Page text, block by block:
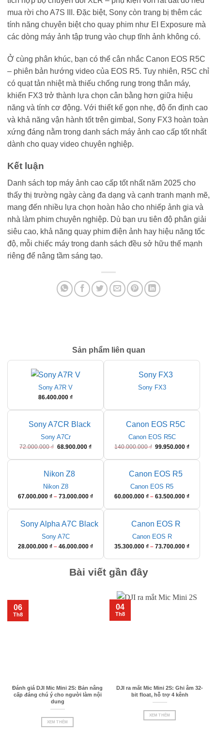
mua rời cho A7S III. Đặc biệt, Sony còn trang bị thêm các
tính năng chuyên biệt cho quay phim như EI Exposure mà
các dòng máy ảnh tập trung vào chụp tĩnh ảnh không có.
Ở cùng phân khúc, bạn có thể cân nhắc Canon EOS R5C
– phiên bản hướng video của EOS R5. Tuy nhiên, R5C chỉ
có quạt tản nhiệt mà thiếu chống rung trong thân máy,
khiến FX3 trở thành lựa chọn cân bằng hơn giữa hiệu
năng và tính cơ động. Với thiết kế gọn nhẹ, độ ổn định cao
và khả năng vận hành tốt trên gimbal, Sony FX3 hoàn toàn
xứng đáng nằm trong danh sách máy ảnh cao cấp tốt nhất
dành cho quay video chuyên nghiệp.
Kết luận
Danh sách top máy ảnh cao cấp tốt nhất năm 2025 cho
thấy thị trường ngày càng đa dạng và cạnh tranh mạnh mẽ,
mang đến nhiều lựa chọn hoàn hảo cho nhiếp ảnh gia và
nhà làm phim chuyên nghiệp. Dù bạn ưu tiên độ phân giải
siêu cao, khả năng quay phim điện ảnh hay hiệu năng tốc
độ, mỗi chiếc máy trong danh sách đều sở hữu thế mạnh
riêng để nâng tầm sáng tạo.
Sản phẩm liên quan
Sony A7R V
86.400.000 ₫
Sony FX3
Sony A7Cr
72.000.000₫ Giá
72.000.000 ₫.
68.900.000 ₫Giá
Canon EOS R5C
140.000.000₫ Giá
140.000.000 ₫.
99.950.000₫Giá
hiện
Nikon Z8
67.000.000 ₫ – 73.000.000 ₫Khoảng
67.000.000 ₫
Canon EOS R5
60.000.000 ₫ – 63.500.000 ₫Khoảng
Sony A7C
28.000.000 ₫ – 46.000.000 ₫Khoảng
28.000.000 ₫
46.000.000 ₫
Canon EOS R
35.300.000 ₫ – 73.700.000 ₫Khoảng
Bài viết gần đây
Đánh giá DJI Mic Mini 2S: Bản nâng
cấp đáng chú ý cho người làm nội
dung
XEM THÊM
06
Th8
DJI ra mắt Mic Mini 2S: Ghi âm 32-
bit float, hỗ trợ 4 kênh
XEM THÊM
04
Th8